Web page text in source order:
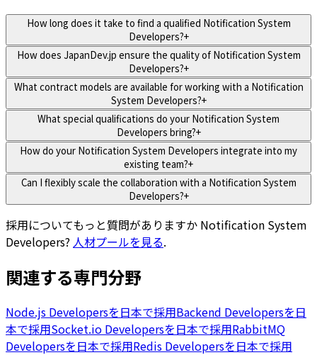
How long does it take to find a qualified Notification System
Developers?+
How does JapanDev.jp ensure the quality of Notification System
Developers?+
What contract models are available for working with a Notification
System Developers?+
What special qualifications do your Notification System
Developers bring?+
How do your Notification System Developers integrate into my
existing team?+
Can I flexibly scale the collaboration with a Notification System
Developers?+
採用についてもっと質問がありますか Notification System
Developers? 人材プールを見る.
関連する専門分野
Node.js Developersを日本で採用Backend Developersを日
本で採用Socket.io Developersを日本で採用RabbitMQ
Developersを日本で採用Redis Developersを日本で採用